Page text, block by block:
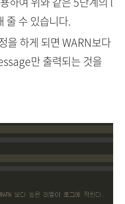
수 있습니다.
을 하게 되면 WARN보다
만 출력되는 것을